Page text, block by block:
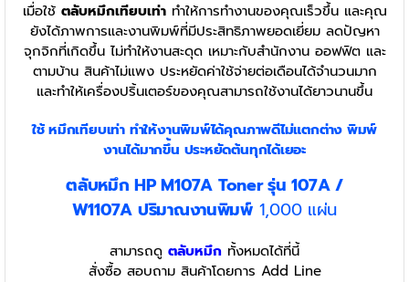
เมื่อใช้ ตลับหมึกเทียบเท่าทำให้การทำงานของคุณเร็วขึ้น และคุณ
ยังได้ภาพการและงานพิมพ์ที่มีประสิทธิภาพยอดเยี่ยม ลดปัญหา
จุกจิกที่เกิดขึ้น ไม่ทำให้งานสะดุด เหมาะกับสำนักงาน ออฟฟิต และ
ตามบ้าน สินค้าไม่แพง ประหยัดค่าใช้จ่ายต่อเดือนได้จำนวนมาก
และทำให้เครื่องปริ้นเตอร์ของคุณสามารถใช้งานได้ยาวนานขึ้น
ใช้ หมึกเทียบเท่า ทำให้งานพิมพ์ได้คุณภาพดีไม่แตกต่าง พิมพ์
งานได้มากขึ้น ประหยัดต้นทุกได้เยอะ
ตลับหมึก HP M107A Toner รุ่น 107A /
W1107A ปริมาณงานพิมพ์1,000 แผ่น
สามารถดู ตลับหมึก ทั้งหมดได้ที่นี้
สั่งซื้อ สอบถาม สินค้าโดยการ Add Line